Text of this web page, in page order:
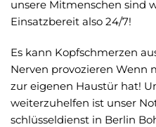
unsere Mitmenschen sind
Einsatzbereit also 24/7!
Es kann Kopfschmerzen
Nerven provozieren Wenn
zur eigenen Haustür hat!
weiterzuhelfen ist unser
schlüsseldienst in Berlin